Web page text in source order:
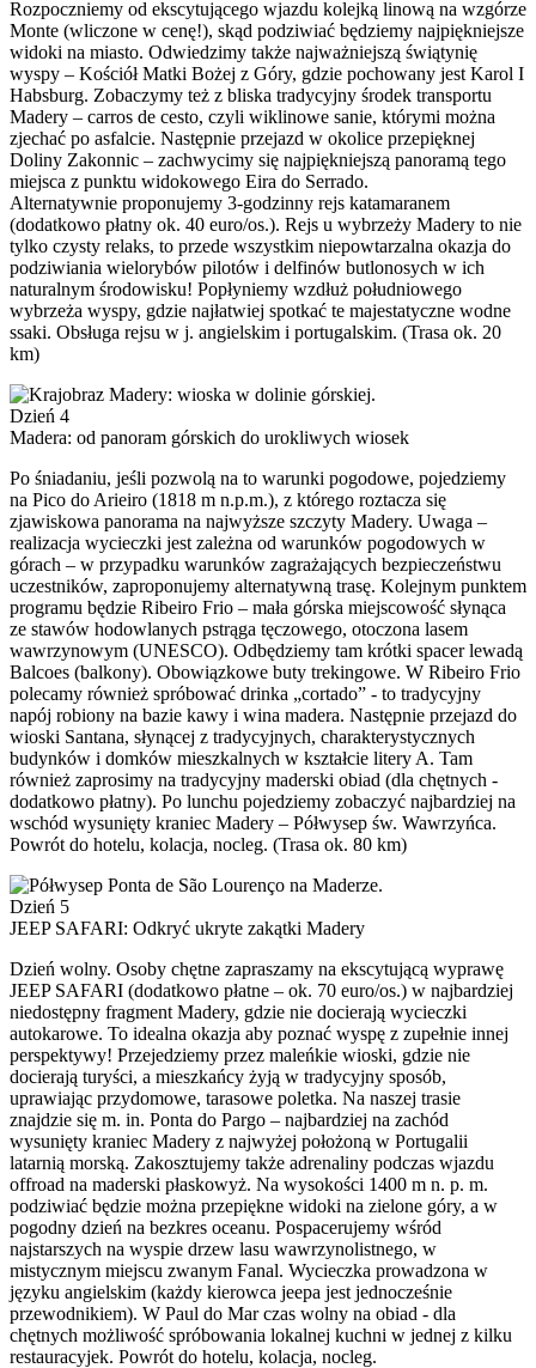
Rozpoczniemy od ekscytującego wjazdu kolejką linową na wzgórze
Monte (wliczone w cenę!), skąd podziwiać będziemy najpiękniejsze
widoki na miasto. Odwiedzimy także najważniejszą świątynię
wyspy – Kościół Matki Bożej z Góry, gdzie pochowany jest Karol I
Habsburg. Zobaczymy też z bliska tradycyjny środek transportu
Madery – carros de cesto, czyli wiklinowe sanie, którymi można
zjechać po asfalcie. Następnie przejazd w okolice przepięknej
Doliny Zakonnic – zachwycimy się najpiękniejszą panoramą tego
miejsca z punktu widokowego Eira do Serrado.
Alternatywnie proponujemy 3-godzinny rejs katamaranem
(dodatkowo płatny ok. 40 euro/os.). Rejs u wybrzeży Madery to nie
tylko czysty relaks, to przede wszystkim niepowtarzalna okazja do
podziwiania wielorybów pilotów i delfinów butlonosych w ich
naturalnym środowisku! Popłyniemy wzdłuż południowego
wybrzeża wyspy, gdzie najłatwiej spotkać te majestatyczne wodne
ssaki. Obsługa rejsu w j. angielskim i portugalskim. (Trasa ok. 20
km)
Dzień 4
Madera: od panoram górskich do urokliwych wiosek
Po śniadaniu, jeśli pozwolą na to warunki pogodowe, pojedziemy
na Pico do Arieiro (1818 m n.p.m.), z którego roztacza się
zjawiskowa panorama na najwyższe szczyty Madery. Uwaga –
realizacja wycieczki jest zależna od warunków pogodowych w
górach – w przypadku warunków zagrażających bezpieczeństwu
uczestników, zaproponujemy alternatywną trasę. Kolejnym punktem
programu będzie Ribeiro Frio – mała górska miejscowość słynąca
ze stawów hodowlanych pstrąga tęczowego, otoczona lasem
wawrzynowym (UNESCO). Odbędziemy tam krótki spacer lewadą
Balcoes (balkony). Obowiązkowe buty trekingowe. W Ribeiro Frio
polecamy również spróbować drinka „cortado” - to tradycyjny
napój robiony na bazie kawy i wina madera. Następnie przejazd do
wioski Santana, słynącej z tradycyjnych, charakterystycznych
budynków i domków mieszkalnych w kształcie litery A. Tam
również zaprosimy na tradycyjny maderski obiad (dla chętnych -
dodatkowo płatny). Po lunchu pojedziemy zobaczyć najbardziej na
wschód wysunięty kraniec Madery – Półwysep św. Wawrzyńca.
Powrót do hotelu, kolacja, nocleg. (Trasa ok. 80 km)
Dzień 5
JEEP SAFARI: Odkryć ukryte zakątki Madery
Dzień wolny. Osoby chętne zapraszamy na ekscytującą wyprawę
JEEP SAFARI (dodatkowo płatne – ok. 70 euro/os.) w najbardziej
niedostępny fragment Madery, gdzie nie docierają wycieczki
autokarowe. To idealna okazja aby poznać wyspę z zupełnie innej
perspektywy! Przejedziemy przez maleńkie wioski, gdzie nie
docierają turyści, a mieszkańcy żyją w tradycyjny sposób,
uprawiając przydomowe, tarasowe poletka. Na naszej trasie
znajdzie się m. in. Ponta do Pargo – najbardziej na zachód
wysunięty kraniec Madery z najwyżej położoną w Portugalii
latarnią morską. Zakosztujemy także adrenaliny podczas wjazdu
offroad na maderski płaskowyż. Na wysokości 1400 m n. p. m.
podziwiać będzie można przepiękne widoki na zielone góry, a w
pogodny dzień na bezkres oceanu. Pospacerujemy wśród
najstarszych na wyspie drzew lasu wawrzynolistnego, w
mistycznym miejscu zwanym Fanal. Wycieczka prowadzona w
języku angielskim (każdy kierowca jeepa jest jednocześnie
przewodnikiem). W Paul do Mar czas wolny na obiad - dla
chętnych możliwość spróbowania lokalnej kuchni w jednej z kilku
restauracyjek. Powrót do hotelu, kolacja, nocleg.